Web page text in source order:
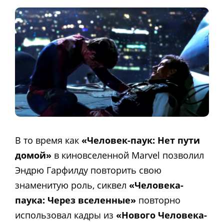
В то время как «Человек-паук: Нет пути
домой» в киновселенной Marvel позволил
Эндрю Гарфилду повторить свою
знаменитую роль, сиквел «Человека-
паука: Через вселенные» повторно
использовал кадры из «Нового Человека-